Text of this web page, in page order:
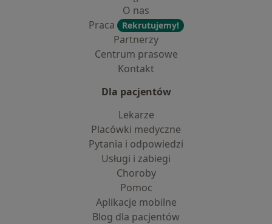
O nas
Praca
Rekrutujemy!
Partnerzy
Centrum prasowe
Kontakt
Dla pacjentów
Lekarze
Placówki medyczne
Pytania i odpowiedzi
Usługi i zabiegi
Choroby
Pomoc
Aplikacje mobilne
Blog dla pacjentów